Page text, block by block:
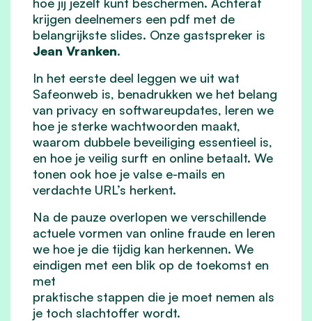
krijgen deelnemers een pdf met de
belangrijkste slides. Onze gastspreker is
Jean Vranken.
In het eerste deel leggen we uit wat
Safeonweb is, benadrukken we het belang
van privacy en softwareupdates, leren we
hoe je sterke wachtwoorden maakt,
waarom dubbele beveiliging essentieel is,
en hoe je veilig surft en online betaalt. We
tonen ook hoe je valse e-mails en
verdachte URL’s herkent.
Na de pauze overlopen we verschillende
actuele vormen van online fraude en leren
we hoe je die tijdig kan herkennen. We
eindigen met een blik op de toekomst en
met
praktische stappen die je moet nemen als
je toch slachtoffer wordt.